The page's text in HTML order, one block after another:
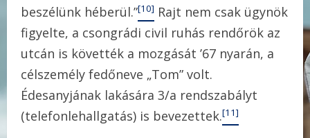
beszélünk héberül.”[10] Rajt nem csak ügynök
figyelte, a csongrádi civil ruhás rendőrök az
utcán is követték a mozgását ’67 nyarán, a
célszemély fedőneve „Tom” volt.
Édesanyjának lakására 3/a rendszabályt
(telefonlehallgatás) is bevezettek.[11]